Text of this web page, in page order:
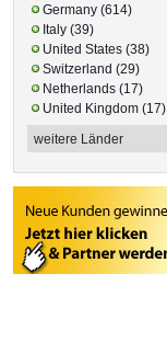
Germany (614)
Italy (39)
United States (38)
Switzerland (29)
Netherlands (17)
United Kingdom (17)